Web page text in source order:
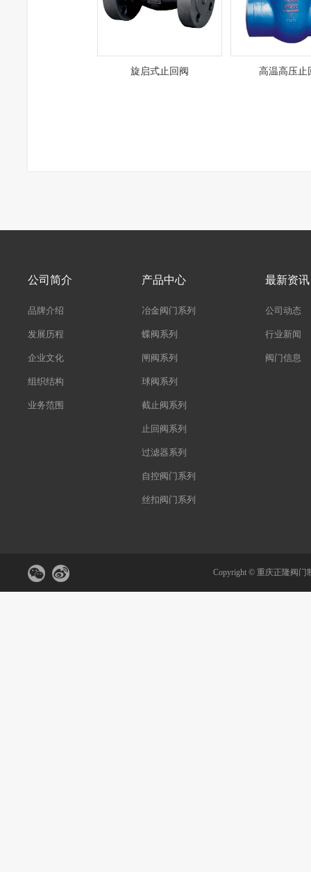
旋启式止回阀 高温高压止
公司简介
品牌介绍
发展历程
企业文化
组织结构
业务范围
产品中心
冶金阀门系列
蝶阀系列
闸阀系列
球阀系列
截止阀系列
止回阀系列
过滤器系列
自控阀门系列
丝扣阀门系列
最新资讯
公司动态
行业新闻
阀门信息
Copyright © 重庆正隆阀门